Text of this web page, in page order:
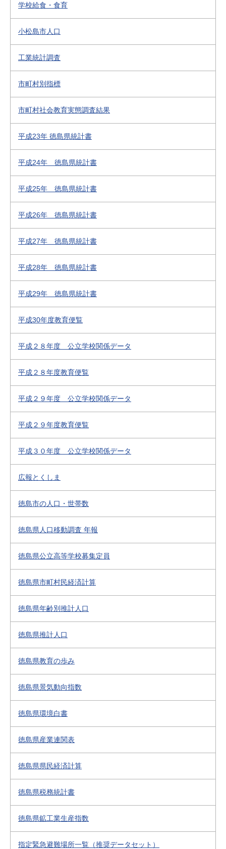
学校給食・食育
小松島市人口
工業統計調査
市町村別指標
市町村社会教育実態調査結果
平成23年 徳島県統計書
平成24年 徳島県統計書
平成25年 徳島県統計書
平成26年 徳島県統計書
平成27年 徳島県統計書
平成28年 徳島県統計書
平成29年 徳島県統計書
平成30年度教育便覧
平成２８年度 公立学校関係データ
平成２８年度教育便覧
平成２９年度 公立学校関係データ
平成２９年度教育便覧
平成３０年度 公立学校関係データ
広報とくしま
徳島市の人口・世帯数
徳島県人口移動調査 年報
徳島県公立高等学校募集定員
徳島県市町村民経済計算
徳島県年齢別推計人口
徳島県推計人口
徳島県教育の歩み
徳島県景気動向指数
徳島県環境白書
徳島県産業連関表
徳島県県民経済計算
徳島県税務統計書
徳島県鉱工業生産指数
指定緊急避難場所一覧（推奨データセット）